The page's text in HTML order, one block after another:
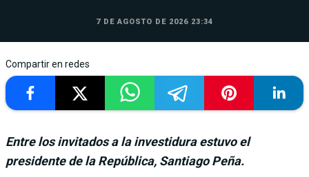
7 DE AGOSTO DE 2026 23:34
Compartir en redes
Entre los invitados a la investidura estuvo el
presidente de la República, Santiago Peña.